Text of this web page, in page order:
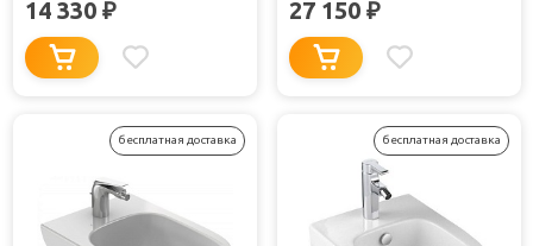
14 330 ₽ 27 150 ₽
бесплатная доставка бесплатная доставка